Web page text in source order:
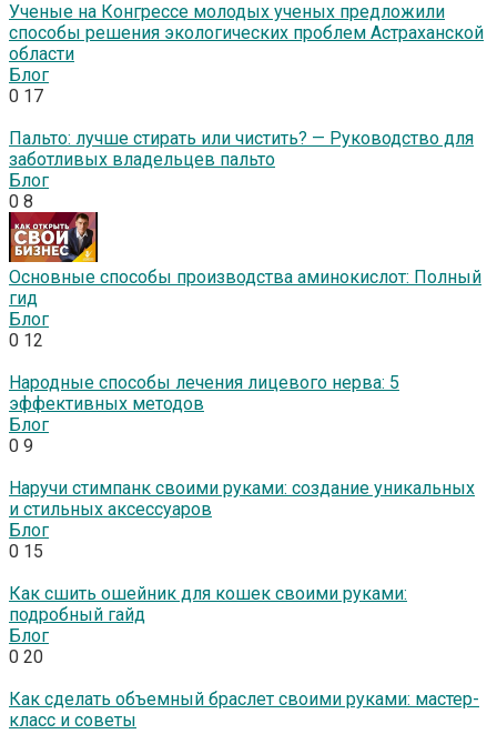
Ученые на Конгрессе молодых ученых предложили
способы решения экологических проблем Астраханской
области
Блог
0 17
Пальто: лучше стирать или чистить? — Руководство для
заботливых владельцев пальто
Блог
0 8
Основные способы производства аминокислот: Полный
гид
Блог
0 12
Народные способы лечения лицевого нерва: 5
эффективных методов
Блог
0 9
Наручи стимпанк своими руками: создание уникальных
и стильных аксессуаров
Блог
0 15
Как сшить ошейник для кошек своими руками:
подробный гайд
Блог
0 20
Как сделать объемный браслет своими руками: мастер-
класс и советы